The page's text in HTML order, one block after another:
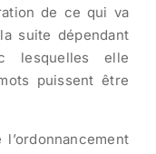
de ce qui va
suite dépendant
lesquelles elle
puissent être